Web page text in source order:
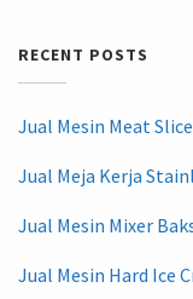
RECENT POSTS
Jual Mesin Meat
Jual Meja Kerja
Jual Mesin Mixer
Jual Mesin Hard Ice